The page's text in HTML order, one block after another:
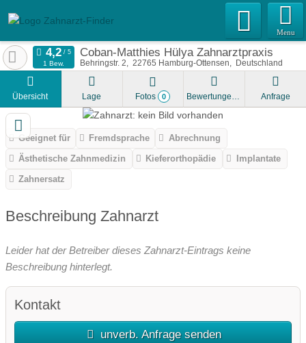
Menu
Coban-Matthies Hülya Zahnarztpraxis
Behringstr. 2 22765 Hamburg-Ottensen Deutschland
1 Bew.
Übersicht Lage Fotos 0 Bewertungen Anfrage
Geeignet für Fremdsprache
Abrechnung
Ästhetische Zahnmedizin
Kieferorthopädie
Implantate
Zahnersatz
Beschreibung Zahnarzt
Leider hat der Betreiber dieses Zahnarzt-Eintrags keine
Beschreibung hinterlegt.
Kontakt
unverb. Anfrage senden